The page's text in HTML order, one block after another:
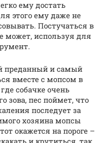
ему достать
этого ему даже не
Постучаться в
может, используя для
преданный и самый
вместе с мопсом в
собачке очень
зова, пес поймет, что
последует за
хозяина мопсы
окажется на пороге –
и крутиться, так